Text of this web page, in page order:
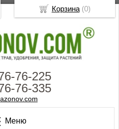
76-225
76-335
Меню
Корзина(0)